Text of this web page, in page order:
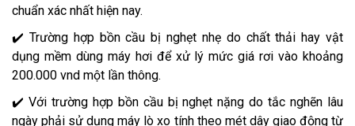
chuẩn xác nhất hiện nay.
✔️ Trường hợp bồn cầu bị nghẹt nhẹ do chất thải hay vật
dụng mềm dùng máy hơi để xử lý mức giá rơi vào khoảng
200.000 vnd một lần thông.
✔️ Với trường hợp bồn cầu bị nghẹt nặng do tắc nghẽn lâu
ngày phải sử dụng máy lò xo tính theo mét dây giao động từ